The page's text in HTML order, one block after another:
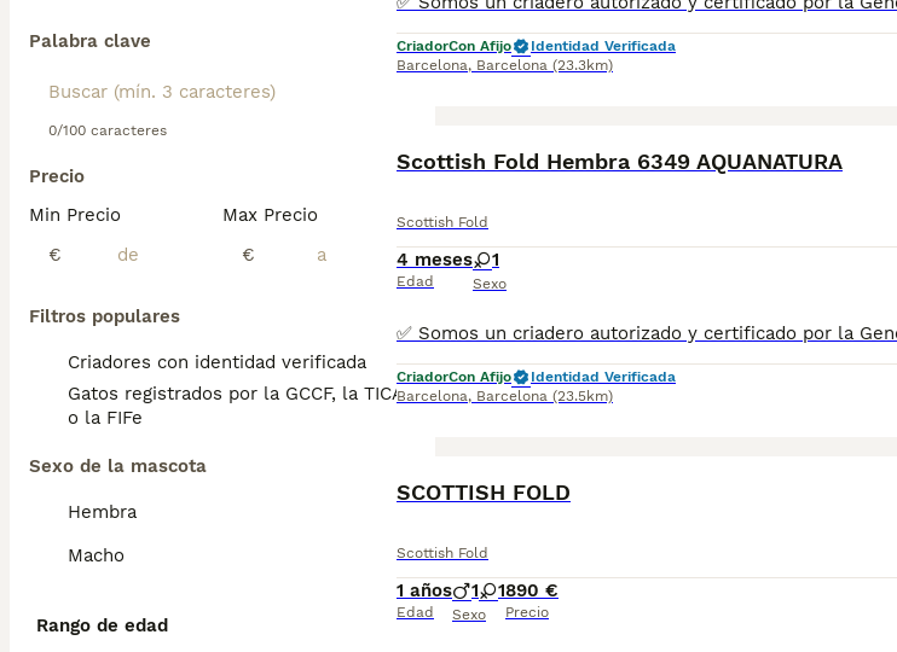
Palabra clave
0/100 caracteres
Precio
Min Precio
€
Max Precio
€
Filtros populares
Criadores con identidad verificada
Gatos registrados por la GCCF, la TICA
o la FIFe
Sexo de la mascota
Hembra
Macho
Rango de edad
CriadorCon Afijo
Identidad Verificada
Barcelona, Barcelona (23.3km)
Scottish Fold Hembra 6349 AQUANATURA
Scottish Fold
4 meses
Edad
1
Sexo
CriadorCon Afijo
Identidad Verificada
Barcelona, Barcelona (23.5km)
SCOTTISH FOLD
Scottish Fold
1 años
Edad
1 1
Sexo
890 €
Precio